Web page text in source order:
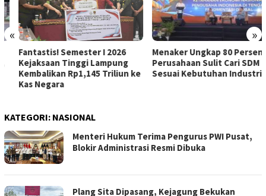
« »
Fantastis! Semester I 2026
Kejaksaan Tinggi Lampung
Kembalikan Rp1,145 Triliun ke
Kas Negara
Menaker Ungkap 80 Persen
Perusahaan Sulit Cari SDM
Sesuai Kebutuhan Industri
KATEGORI: NASIONAL
Menteri Hukum Terima Pengurus PWI Pusat,
Blokir Administrasi Resmi Dibuka
Plang Sita Dipasang, Kejagung Bekukan